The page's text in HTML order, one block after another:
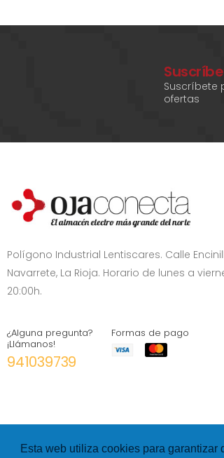
Esta web utiliza cookies para
Suscríbete
ofertas
Polígono Industrial Lentiscares. Calle
Navarrete, La Rioja. Horario de lunes a
20:00h.
¿Alguna pregunta?
¡Llámanos!
941039739
Formas de pago
Hexer- All rights Reserved